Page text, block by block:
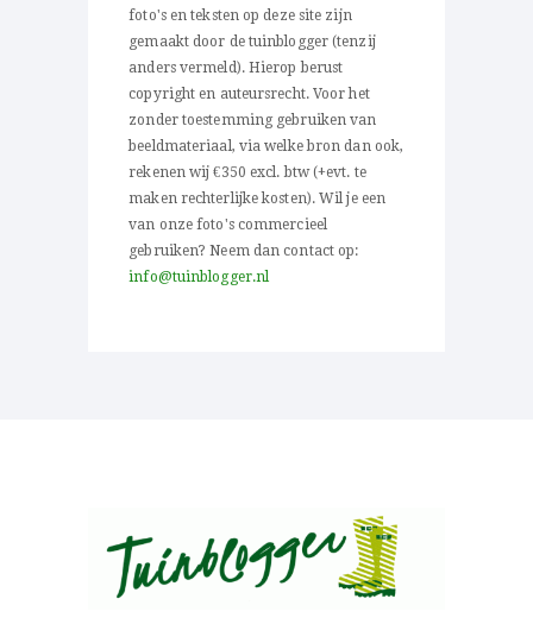
foto's en teksten op deze site zijn
gemaakt door de tuinblogger (tenzij
anders vermeld). Hierop berust
copyright en auteursrecht. Voor het
zonder toestemming gebruiken van
beeldmateriaal, via welke bron dan ook,
rekenen wij €350 excl. btw (+evt. te
maken rechterlijke kosten). Wil je een
van onze foto's commercieel
gebruiken? Neem dan contact op:
info@tuinblogger.nl